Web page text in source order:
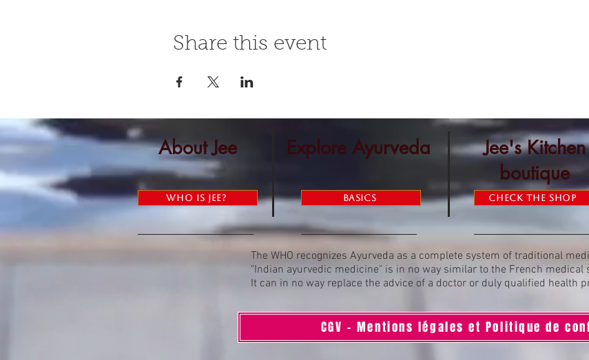
Share this event
About Jee
Who is Jee?
Explore Ayurveda
Basics
Jee's Kitchen
boutique
Check the shop
The WHO recognizes Ayurveda as a complete system of traditional
"Indian ayurvedic medicine" is in no way similar to the French medical
It can in no way replace the advice of a doctor or duly qualified health
CGV - Mentions légales et Politique de